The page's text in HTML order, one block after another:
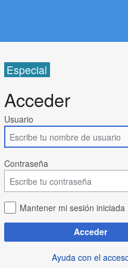
Especial
Acceder
Usuario
Contraseña
Mantener mi sesión iniciada
Acceder
Ayuda con el